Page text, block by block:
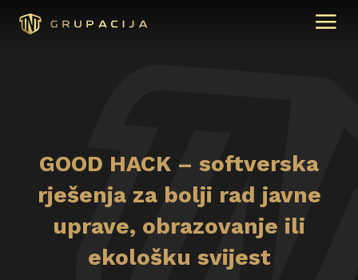
GOOD HACK – softverska
rješenja za bolji rad javne
uprave, obrazovanje ili
ekološku svijest